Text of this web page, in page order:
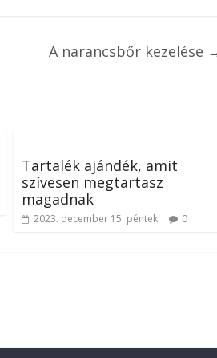
A narancsbőr kezelése
Tartalék ajándék, amit
szívesen megtartasz
magadnak
2023. december 15. péntek 0